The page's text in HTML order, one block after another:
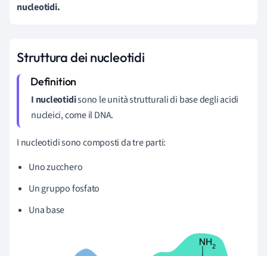
nucleotidi.
Struttura dei nucleotidi
I nucleotidisono le unità strutturali di base degli acidi
nucleici, come il DNA.
I nucleotidi sono composti da tre parti:
Uno zucchero
Un gruppo fosfato
Una base